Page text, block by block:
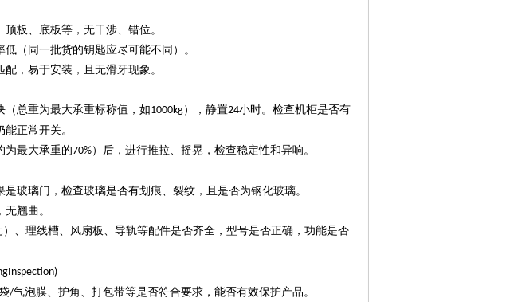
板、底板等，无干涉、错位。
（同一批货的钥匙应尽可能不同）。
，易于安装，且无滑牙现象。
总重为最大承重标称值，如1000kg），静置24小时。检查机柜是否有
正常开关。
为最大承重的70%）后，进行推拉、摇晃，检查稳定性和异响。
玻璃门，检查玻璃是否有划痕、裂纹，且是否为钢化玻璃。
翘曲。
）、理线槽、风扇板、导轨等配件是否齐全，型号是否正确，功能是否
/气泡膜、护角、打包带等是否符合要求，能否有效保护产品。